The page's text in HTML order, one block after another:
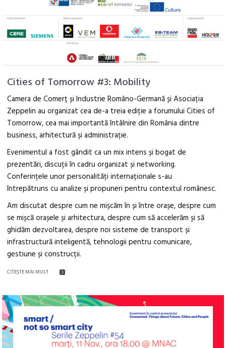
Cities of Tomorrow #3: Mobility
Camera de Comerț și Industrie Româno-Germană și Asociația
Zeppelin au organizat cea de-a treia ediție a forumului Cities of
Tomorrow, cea mai importantă întâlnire din România dintre
business, arhitectură și administrație.
Evenimentul a fost gândit ca un mix intens și bogat de
prezentări, discuții în cadru organizat și networking.
Conferințele unor personalități internaționale s-au
întrepătruns cu analize și propuneri pentru contextul românesc.
Am discutat despre cum ne mișcăm în și între orașe, despre cum
se mișcă orașele și arhitectura, despre cum să accelerăm și să
ghidăm dezvoltarea, despre noi sisteme de transport și
infrastructură inteligentă, tehnologii pentru comunicare,
gestiune și construcții.
CITEŞTE MAI MULT